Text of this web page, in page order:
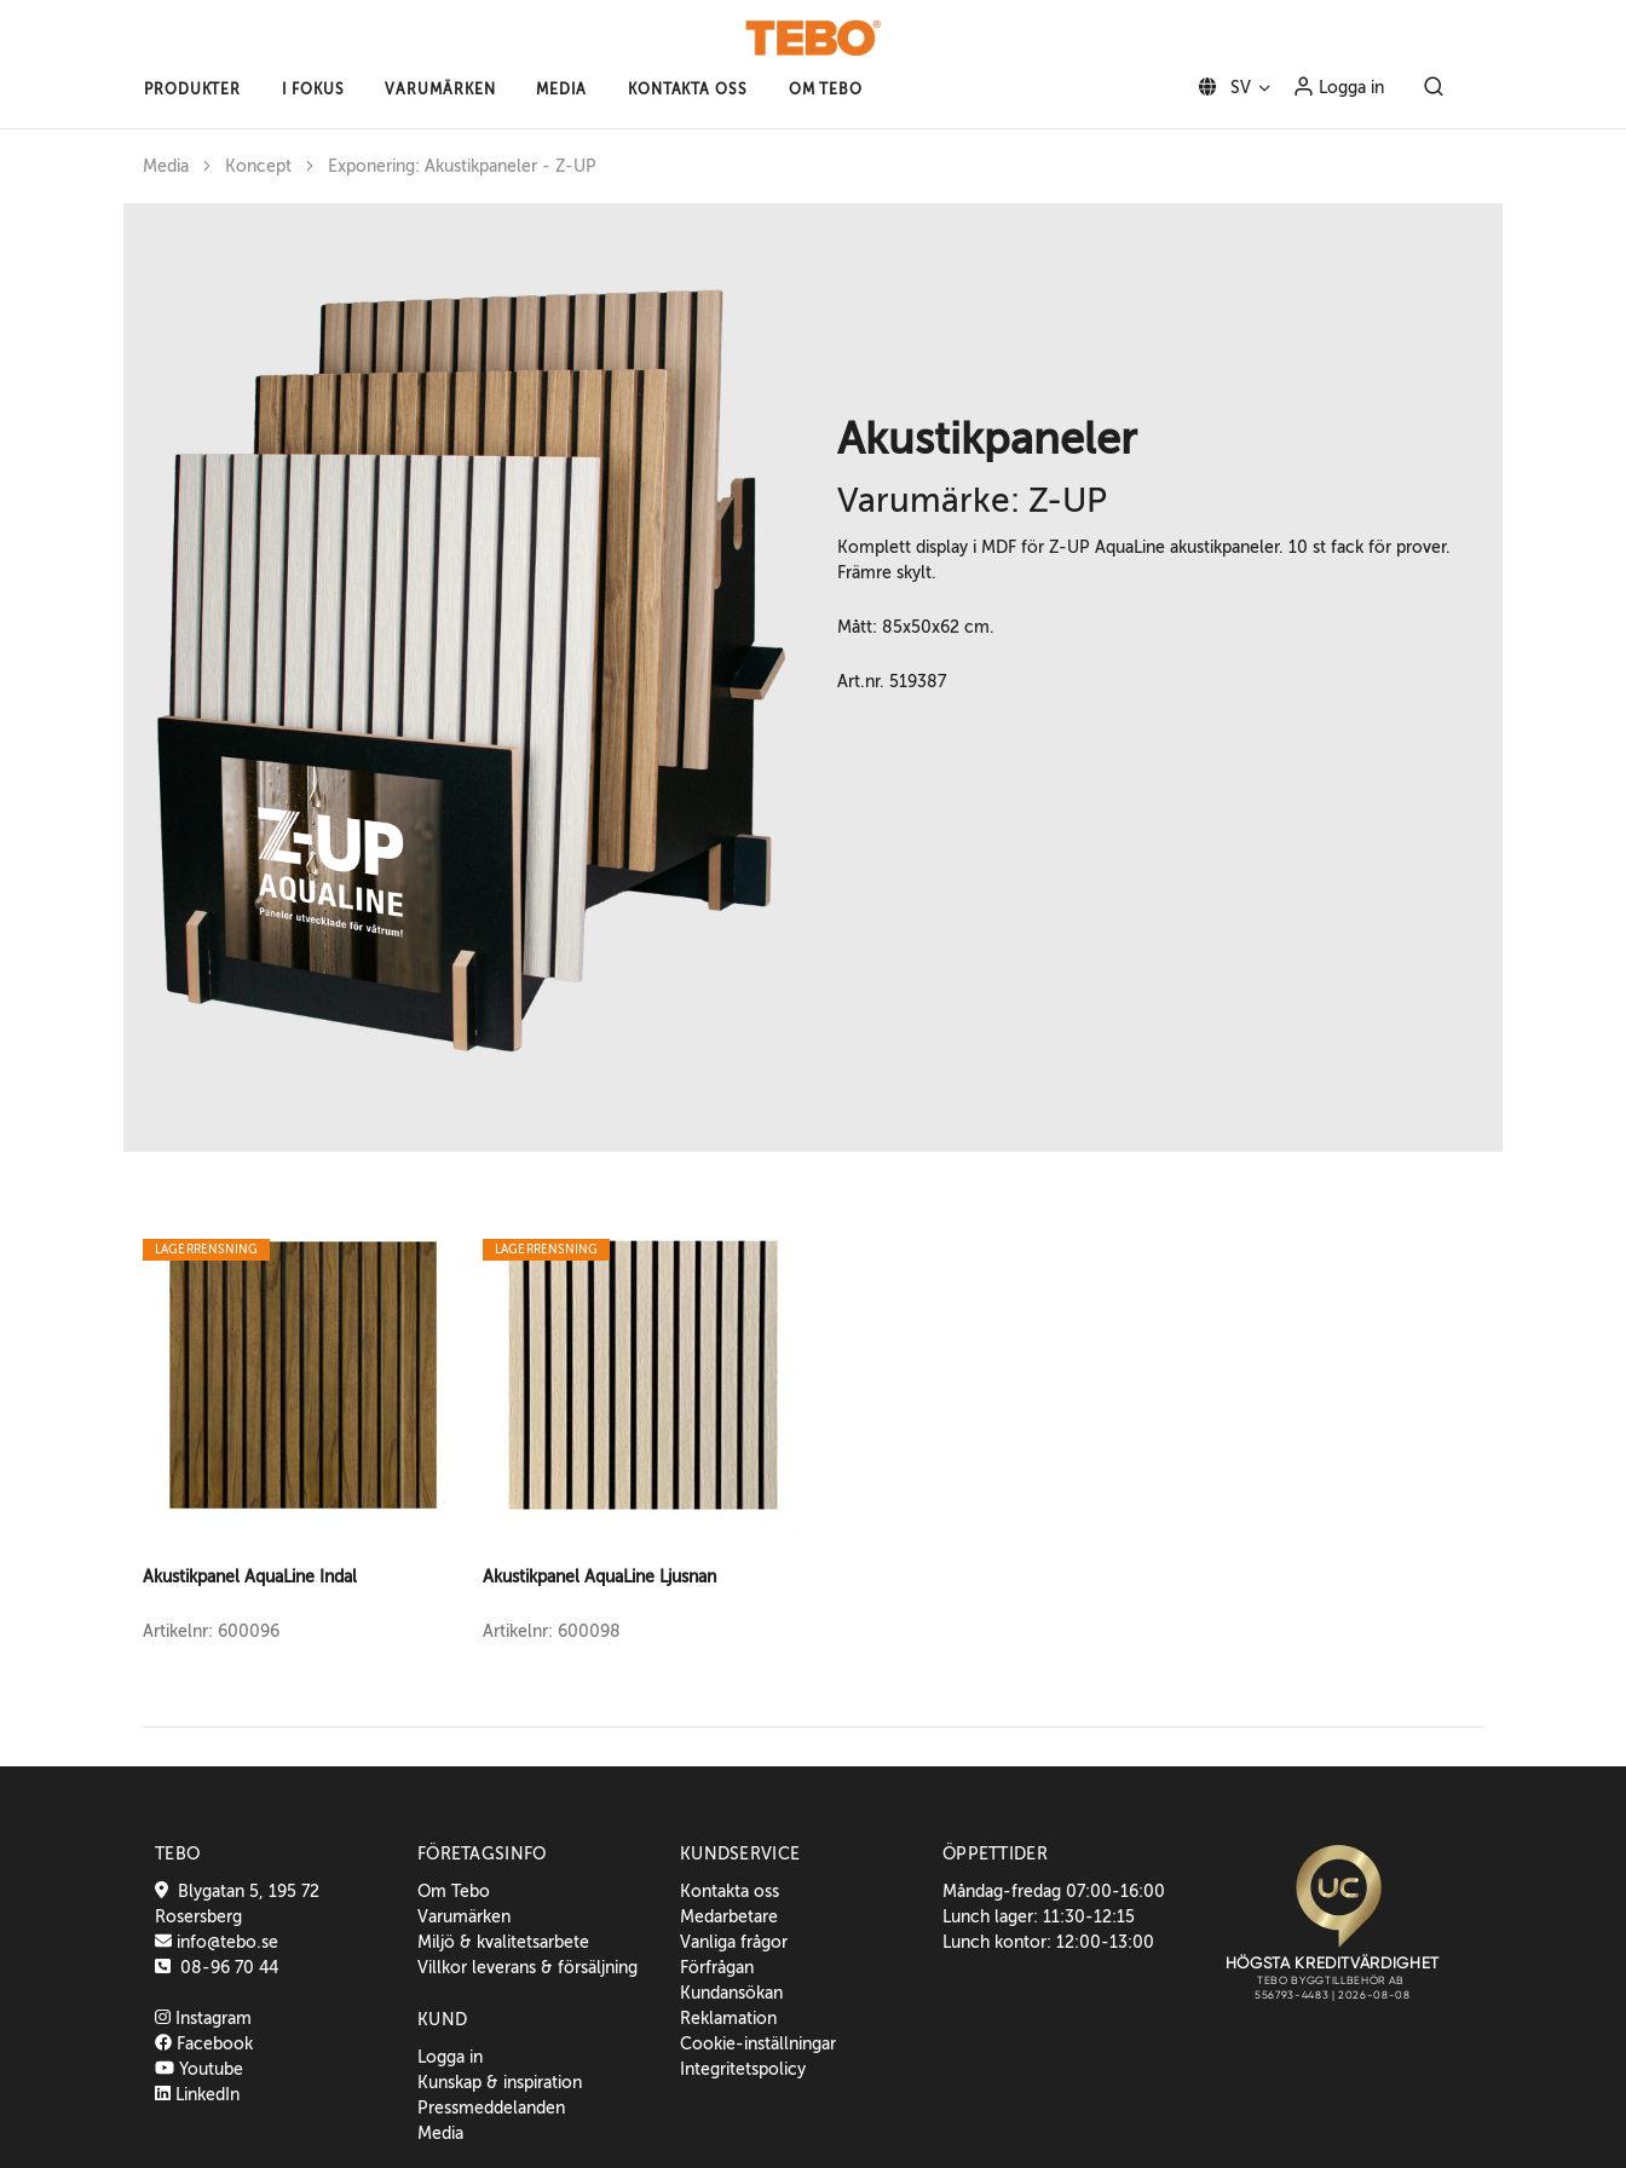
PRODUKTER I FOKUS VARUMÄRKEN MEDIA KONTAKTA OSS OM TEBO SV Logga in
Media Koncept Exponering: Akustikpaneler - Z-UP
Akustikpaneler
Varumärke: Z-UP
Komplett display i MDF för Z-UP AquaLine akustikpaneler. 10 st fack för prover.
Främre skylt.
Mått: 85x50x62 cm.
Art.nr. 519387
LAGERRENSNING
Akustikpanel AquaLine Indal
Artikelnr: 600096
LAGERRENSNING
Akustikpanel AquaLine Ljusnan
Artikelnr: 600098
TEBO
Blygatan 5, 195 72
Rosersberg
info@tebo.se
08-96 70 44
Instagram
Facebook
Youtube
LinkedIn
FÖRETAGSINFO
Om Tebo
Varumärken
Miljö & kvalitetsarbete
Villkor leverans & försäljning
KUND
Logga in
Kunskap & inspiration
Pressmeddelanden
Media
KUNDSERVICE
Kontakta oss
Medarbetare
Vanliga frågor
Förfrågan
Kundansökan
Reklamation
Cookie-inställningar
Integritetspolicy
ÖPPETTIDER
Måndag-fredag 07:00-16:00
Lunch lager: 11:30-12:15
Lunch kontor: 12:00-13:00